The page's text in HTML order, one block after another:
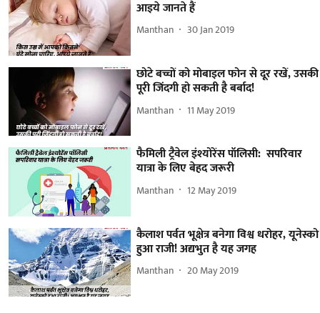
आइये जानते हैं
Manthan 30 Jan 2019
छोटे बच्चों को मोबाइल फोन से दूर रखें, उसकी
पूरी जिंदगी हो सकती है बर्बाद!
Manthan 11 May 2019
फैमिली ट्रैवेल इंश्योरेंस पॉलिसी: सपरिवार
यात्रा के लिए बेहद जरूरी
Manthan 12 May 2019
कैलाश पर्वत भूक्षेत्र बनेगा विश्व धरोहर, यूनेस्को
हुआ राजी! अद्यभुत है यह जगह
Manthan 20 May 2019